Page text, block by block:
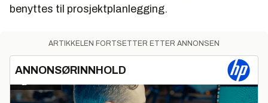
benyttes til prosjektplanlegging.
ARTIKKELEN FORTSETTER ETTER ANNONSEN
ANNONSØRINNHOLD